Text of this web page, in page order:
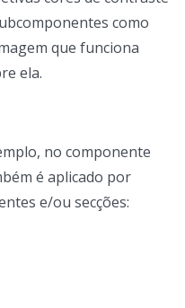
como
que funciona
ela.
no componente
é aplicado por
e/ou secções: